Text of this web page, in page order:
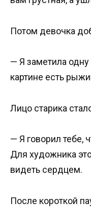
Потом девочка
— Я заметила
картине есть
Лицо старика
— Я говорил тебе,
Для художника
видеть сердцем.
После короткой